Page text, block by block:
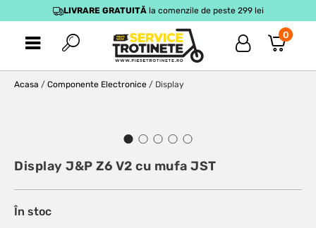
LIVRARE GRATUITĂla comenzile de peste 299 lei
0
Acasa / Componente Electronice / Display
Display J&P Z6 V2 cu mufa JST
În stoc